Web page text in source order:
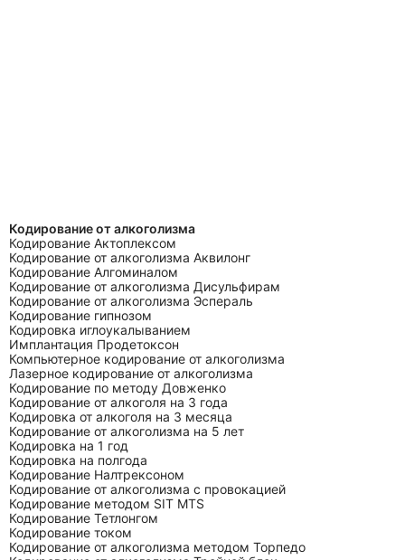
Кодирование от алкоголизма
Кодирование Актоплексом
Кодирование от алкоголизма Аквилонг
Кодирование Алгоминалом
Кодирование от алкоголизма Дисульфирам
Кодирование от алкоголизма Эспераль
Кодирование гипнозом
Кодировка иглоукалыванием
Имплантация Продетоксон
Компьютерное кодирование от алкоголизма
Лазерное кодирование от алкоголизма
Кодирование по методу Довженко
Кодирование от алкоголя на 3 года
Кодировка от алкоголя на 3 месяца
Кодирование от алкоголизма на 5 лет
Кодировка на 1 год
Кодировка на полгода
Кодирование Налтрексоном
Кодирование от алкоголизма с провокацией
Кодирование методом SIT MTS
Кодирование Тетлонгом
Кодирование током
Кодирование от алкоголизма методом Торпедо